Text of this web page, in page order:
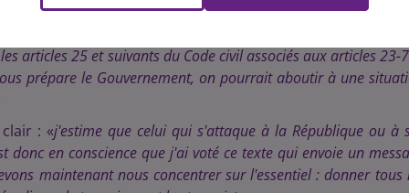
besoin d'une réforme constitutionnelle pour appliquer
sereinement et fermement les textes en vigueur
articles 25 et suivants du Code civil associés aux articles 23-
prépare le Gouvernement, on pourrait aboutir à une
: «j'estime que celui qui s'attaque à la République ou à
en conscience que j'ai voté ce texte qui envoie un
maintenant nous concentrer sur l'essentiel : donner tous